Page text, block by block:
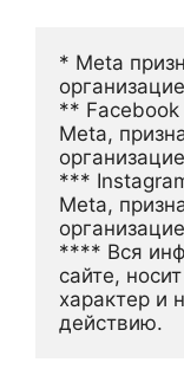
* Meta
**
Meta,
***
Meta,
**** Вся
сайте,
характер и
действию.